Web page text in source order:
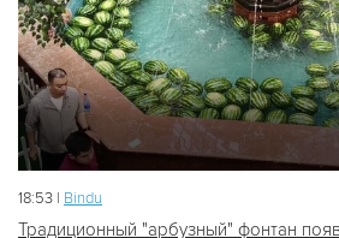
18:53 | Bindu
Традиционный "арбузный" фонтан